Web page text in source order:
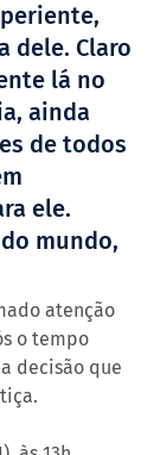
dele. Claro
lá no
ainda
de todos
ele.
mundo,
atenção
o tempo
decisão que